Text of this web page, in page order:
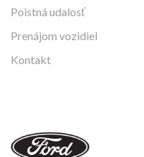
Poistná udalosť
Prenájom vozidiel
Kontakt